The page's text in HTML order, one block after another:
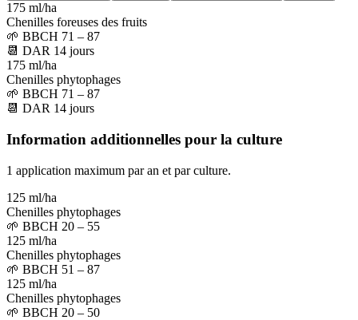
175 ml/ha
Chenilles foreuses des fruits
🌱 BBCH 71 – 87
📆 DAR 14 jours
175 ml/ha
Chenilles phytophages
🌱 BBCH 71 – 87
📆 DAR 14 jours
Information additionnelles pour la culture
1 application maximum par an et par culture.
125 ml/ha
Chenilles phytophages
🌱 BBCH 20 – 55
125 ml/ha
Chenilles phytophages
🌱 BBCH 51 – 87
125 ml/ha
Chenilles phytophages
🌱 BBCH 20 – 50